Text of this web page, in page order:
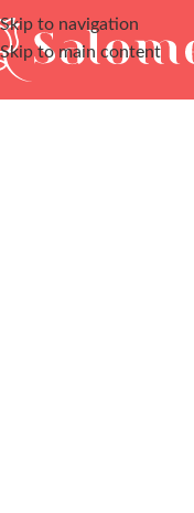
Skip to navigation
Skip to main content